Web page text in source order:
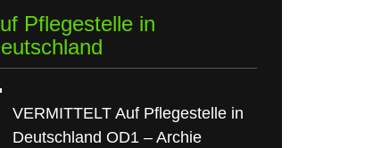
Pflegestelle in
VERMITTELT Auf Pflegestelle in
Deutschland OD1 – Archie